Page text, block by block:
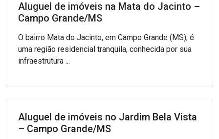
Aluguel de imóveis na Mata do Jacinto –
Campo Grande/MS
O bairro Mata do Jacinto, em Campo Grande (MS), é
uma região residencial tranquila, conhecida por sua
infraestrutura ...
Aluguel de imóveis no Jardim Bela Vista
– Campo Grande/MS